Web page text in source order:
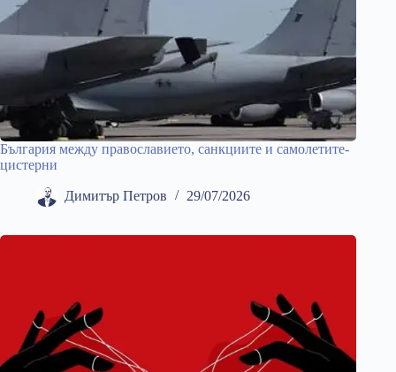
България между православието, санкциите и самолетите-
цистерни
Димитър Петров 29/07/2026